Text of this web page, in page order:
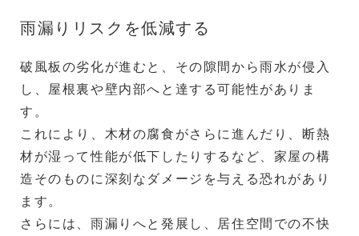
雨漏りリスクを低減する
破風板の劣化が進むと、その隙間から雨水が侵入
し、屋根裏や壁内部へと達する可能性がありま
す。
これにより、木材の腐食がさらに進んだり、断熱
材が湿って性能が低下したりするなど、家屋の構
造そのものに深刻なダメージを与える恐れがあり
ます。
さらには、雨漏りへと発展し、居住空間での不快